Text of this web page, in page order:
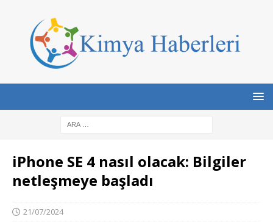
iPhone SE 4 nasıl olacak: Bilgiler
netleşmeye başladı
21/07/2024